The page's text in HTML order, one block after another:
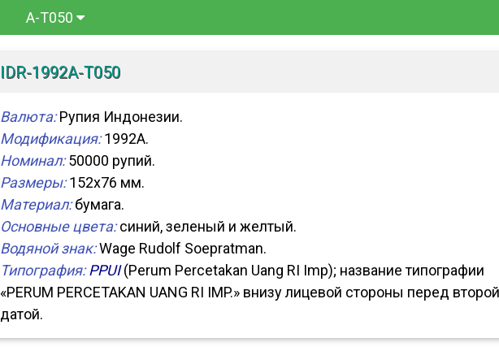
A-T050
IDR-1992A-T050
Валюта:Рупия Индонезии.
Модификация:1992A.
Номинал:50000 рупий.
Размеры:152x76 мм.
Материал:бумага.
Основные цвета:синий, зеленый и желтый.
Водяной знак:Wage Rudolf Soepratman.
Типография: PPUI(Perum Percetakan Uang RI Imp); название типографии
«PERUM PERCETAKAN UANG RI IMP.» внизу лицевой стороны перед второй
датой.